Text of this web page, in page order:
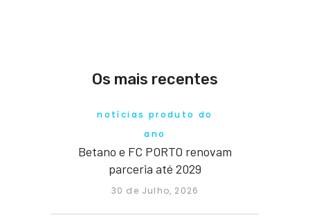
Os mais recentes
notícias produto do
ano
Betano e FC PORTO renovam
parceria até 2029
30 de Julho, 2026